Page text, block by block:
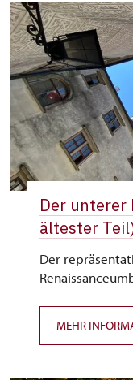
Der
ältester
Der
MEHR